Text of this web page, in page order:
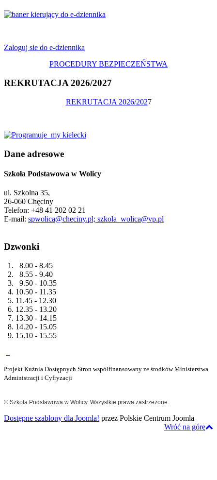
Zaloguj sie do e-dziennika
PROCEDURY BEZPIECZEŃSTWA
REKRUTACJA 2026/2027
REKRUTACJA 2026/2027
Dane adresowe
Szkoła Podstawowa w Wolicy
ul. Szkolna 35,
26-060 Chęciny
Telefon: +48 41 202 02 21
E-mail: spwolica@checiny.pl; szkola_wolica@vp.pl
Dzwonki
1. 8.00 - 8.45
2. 8.55 - 9.40
3. 9.50 - 10.35
4. 10.50 - 11.35
5. 11.45 - 12.30
6. 12.35 - 13.20
7. 13.30 - 14.15
8. 14.20 - 15.05
9. 15.10 - 15.55
Projekt Kuźnia Dostępnych Stron współfinansowany ze środków Ministerstwa
Administracji i Cyfryzacji
© Szkoła Podstawowa w Wolicy. Wszystkie prawa zastrzeżone.
Dostępne szablony dla Joomla! przez Polskie Centrum Joomla
Wróć na górę